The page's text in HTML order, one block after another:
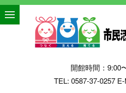
開館時間：
TEL: 0587-37-0257